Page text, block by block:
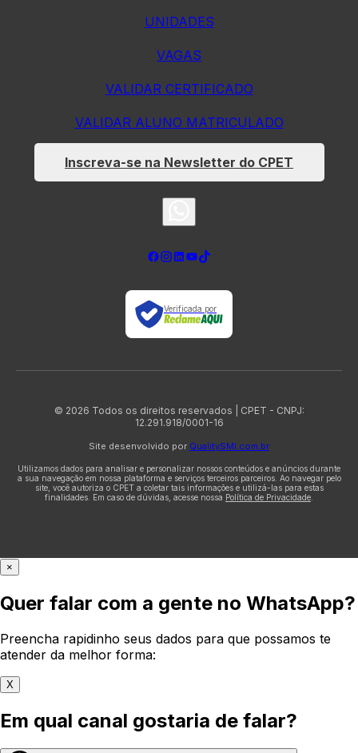
UNIDADES
VAGAS
VALIDAR CERTIFICADO
VALIDAR ALUNO MATRICULADO
Inscreva-se na Newsletter do CPET
Verificada por
© 2026 Todos os direitos reservados | CPET - CNPJ:
12.291.918/0001-16
Site desenvolvido por QualitySMI.com.br
Utilizamos dados para analisar e personalizar nossos conteúdos e anúncios durante
a sua navegação em nossa plataforma e serviços terceiros parceiros. Ao navegar pelo
site, você autoriza o CPET a coletar tais informações e utilizá-las para estas
finalidades. Em caso de dúvidas, acesse nossa Política de Privacidade
×
Quer falar com a gente no WhatsApp?
Preencha rapidinho seus dados para que possamos te
atender da melhor forma:
X
Em qual canal gostaria de falar?